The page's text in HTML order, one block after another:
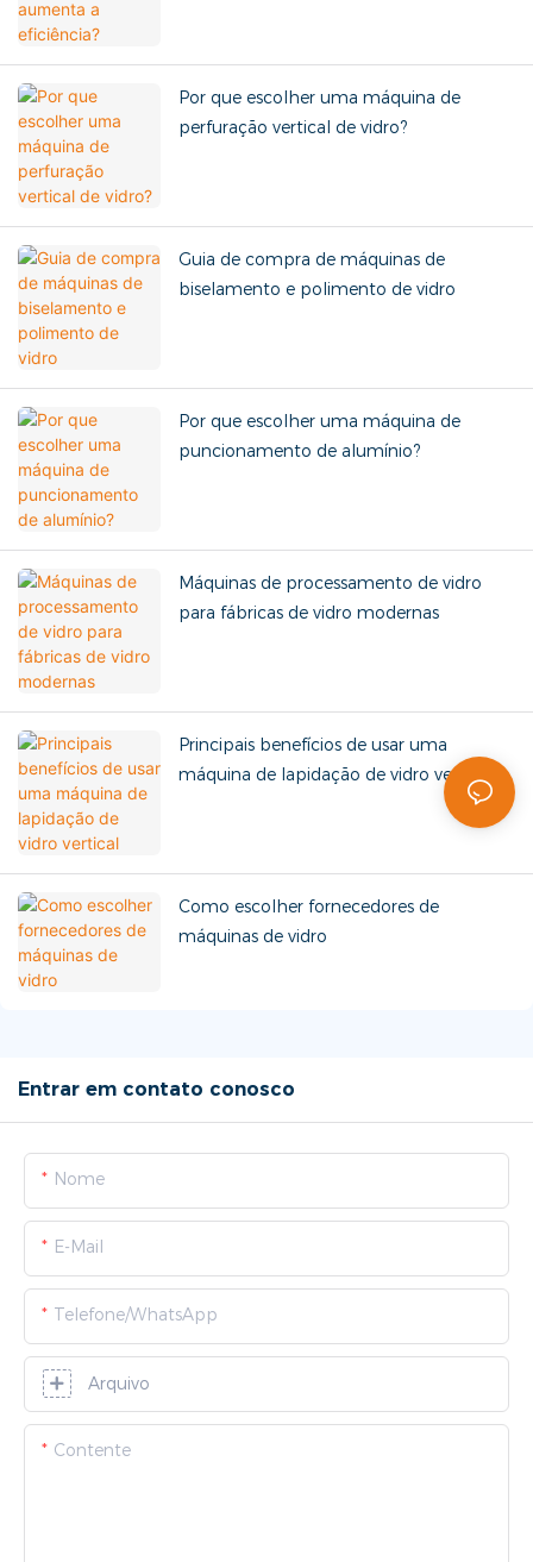
Por que escolher uma máquina de
perfuração vertical de vidro?
Guia de compra de máquinas de
biselamento e polimento de vidro
Por que escolher uma máquina de
puncionamento de alumínio?
Máquinas de processamento de vidro
para fábricas de vidro modernas
Principais benefícios de usar uma
máquina de lapidação de vidro vertical
Como escolher fornecedores de
máquinas de vidro
Entrar em contato conosco
Nome
E-Mail
Telefone/WhatsApp
Arquivo
Contente